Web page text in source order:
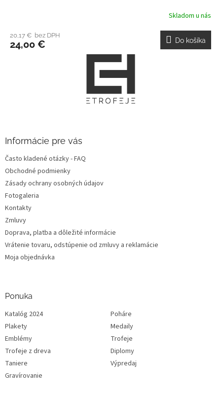
Skladom u nás
20,17 € bez DPH
24,00 € Do košíka
Informácie pre vás
Často kladené otázky - FAQ
Obchodné podmienky
Zásady ochrany osobných údajov
Fotogaleria
Kontakty
Zmluvy
Doprava, platba a dôležité informácie
Vrátenie tovaru, odstúpenie od zmluvy a reklamácie
Moja objednávka
Ponuka
Katalóg 2024
Poháre
Plakety
Medaily
Emblémy
Trofeje
Trofeje z dreva
Diplomy
Taniere
Výpredaj
Gravírovanie